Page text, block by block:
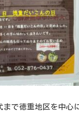
まで徳重地区を中心